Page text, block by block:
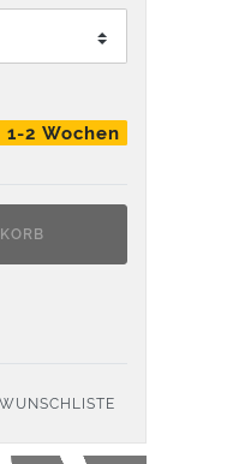
2 Wochen
WUNSCHLISTE